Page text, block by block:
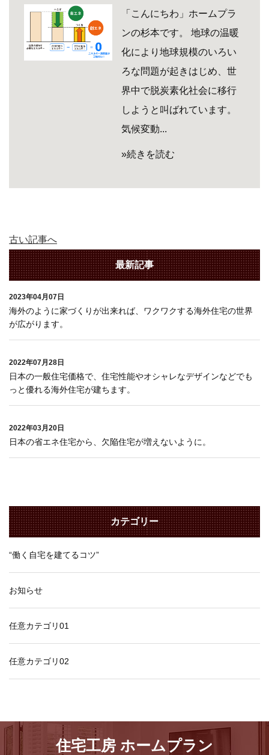
「こんにちわ」ホームプラ
ンの杉本です。 地球の温暖
化により地球規模のいろい
ろな問題が起きはじめ、世
界中で脱炭素化社会に移行
しようと叫ばれています。
気候変動...
»続きを読む
古い記事へ
最新記事
2023年04月07日
海外のように家づくりが出来れば、ワクワクする海外住宅の世界
が広がります。
2022年07月28日
日本の一般住宅価格で、住宅性能やオシャレなデザインなどでも
っと優れる海外住宅が建ちます。
2022年03月20日
日本の省エネ住宅から、欠陥住宅が増えないように。
カテゴリー
“働く自宅を建てるコツ”
お知らせ
任意カテゴリ01
任意カテゴリ02
住宅工房 ホームプラン